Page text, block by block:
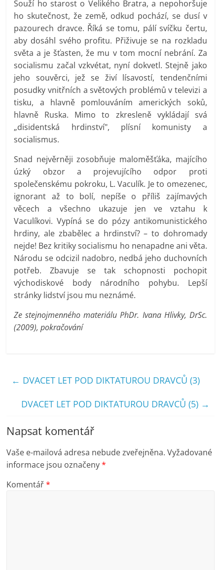
Souží ho starost o Velikého Bratra, a nepohoršuje
ho skutečnost, že země, odkud pochází, se dusí v
pazourech dravce. Říká se tomu, pálí svíčku čertu,
aby dosáhl svého profitu. Přiživuje se na rozkladu
světa a je šťasten, že mu v tom mocní nebrání. Za
socialismu začal vzkvétat, nyní dokvetl. Stejně jako
jeho souvěrci, jež se živí lísavostí, tendenčními
posudky vnitřních a světových problémů v televizi a
tisku, a hlavně pomlouváním amerických soků,
hlavně Ruska. Mimo to zkresleně vykládají svá
„disidentská hrdinství", plísní komunisty a
socialismus.
Snad nejvěrněji zosobňuje maloměšťáka, majícího
úzký obzor a projevujícího odpor proti
společenskému pokroku, L. Vaculík. Je to omezenec,
ignorant až to bolí, nepíše o příliš zajímavých
věcech a všechno ukazuje jen ve vztahu k
Vaculíkovi. Vypíná se do pózy antikomunistického
hrdiny, ale zbabělec a hrdinství? – to dohromady
nejde! Bez kritiky socialismu ho nenapadne ani věta.
Národu se odcizil nadobro, nedbá jeho duchovních
potřeb. Zbavuje se tak schopnosti pochopit
východiskové body národního pohybu. Lepší
stránky lidství jsou mu neznámé.
Ze stejnojmenného materiálu PhDr. Ivana Hlivky, DrSc.
(2009), pokračování
← DVACET LET POD DIKTATUROU DRAVCŮ (3)
DVACET LET POD DIKTATUROU DRAVCŮ (5) →
Napsat komentář
Vaše e-mailová adresa nebude zveřejněna. Vyžadované
informace jsou označeny*
Komentář*